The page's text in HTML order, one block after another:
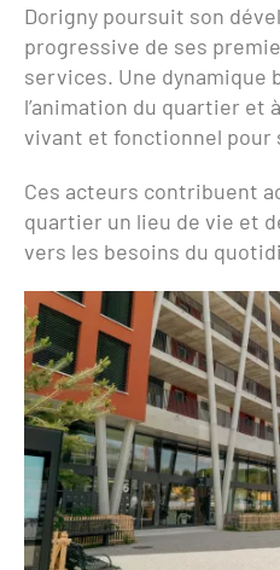
Dorigny poursuit son
progressive de ses
services. Une dynamique
l’animation du quartier et
vivant et fonctionnel pour
Ces acteurs contribuent
quartier un lieu de vie et
vers les besoins du